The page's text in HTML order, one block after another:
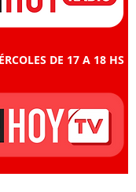
DE 17 A 18 HS